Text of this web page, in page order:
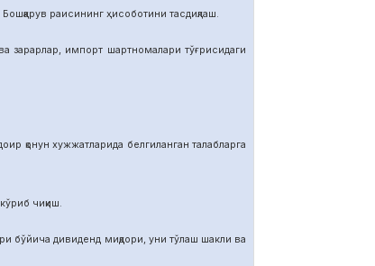
раисининг ҳисоботини тасдиқлаш.
импорт шартномалари тўғрисидаги
хужжатларида белгиланган талабларга
чиқиш.
дивиденд миқдори, уни тўлаш шакли ва